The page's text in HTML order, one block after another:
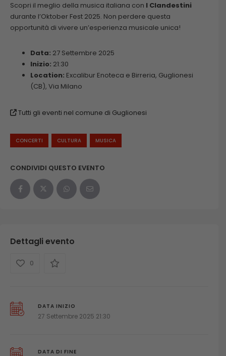
Scopri il meglio della musica italiana con I Clandestini
durante l’Oktober Fest 2025. Non perdere questa
opportunità di vivere un’esperienza musicale unica!
Data: 27 Settembre 2025
Inizio: 21:30
Location: Excalibur Enoteca e Birreria, Guglionesi
(CB), Via Milano
Tutti gli eventi nel comune di Guglionesi
CONCERTI CULTURA MUSICA
CONDIVIDI QUESTO EVENTO
Dettagli evento
0
DATA INIZIO
27 Settembre 2025 21:30
DATA DI FINE